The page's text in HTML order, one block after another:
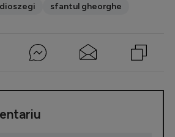
dioszegi sfantul gheorghe